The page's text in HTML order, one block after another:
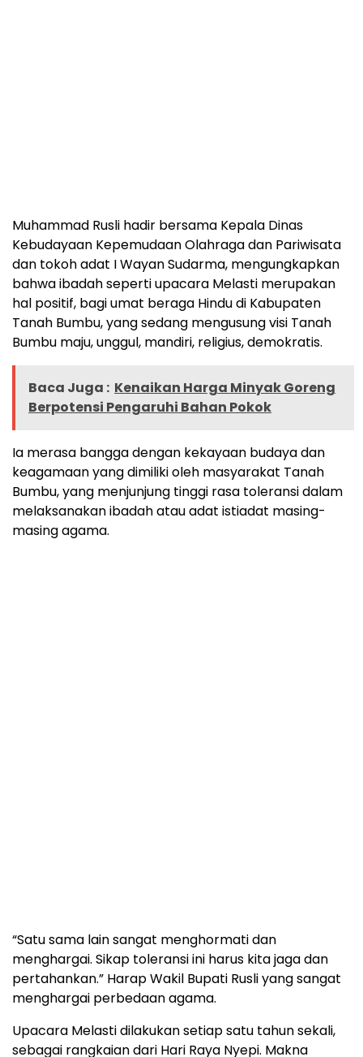
Muhammad Rusli hadir bersama Kepala Dinas
Kebudayaan Kepemudaan Olahraga dan Pariwisata
dan tokoh adat I Wayan Sudarma, mengungkapkan
bahwa ibadah seperti upacara Melasti merupakan
hal positif, bagi umat beraga Hindu di Kabupaten
Tanah Bumbu, yang sedang mengusung visi Tanah
Bumbu maju, unggul, mandiri, religius, demokratis.
Baca Juga : Kenaikan Harga Minyak Goreng
Berpotensi Pengaruhi Bahan Pokok
Ia merasa bangga dengan kekayaan budaya dan
keagamaan yang dimiliki oleh masyarakat Tanah
Bumbu, yang menjunjung tinggi rasa toleransi dalam
melaksanakan ibadah atau adat istiadat masing-
masing agama.
“Satu sama lain sangat menghormati dan
menghargai. Sikap toleransi ini harus kita jaga dan
pertahankan.” Harap Wakil Bupati Rusli yang sangat
menghargai perbedaan agama.
Upacara Melasti dilakukan setiap satu tahun sekali,
sebagai rangkaian dari Hari Raya Nyepi. Makna